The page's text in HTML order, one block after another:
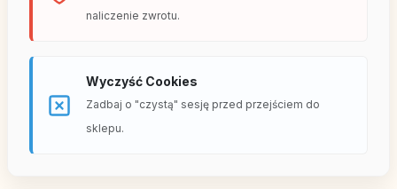
naliczenie zwrotu.
Wyczyść Cookies
Zadbaj o "czystą" sesję przed przejściem do
sklepu.